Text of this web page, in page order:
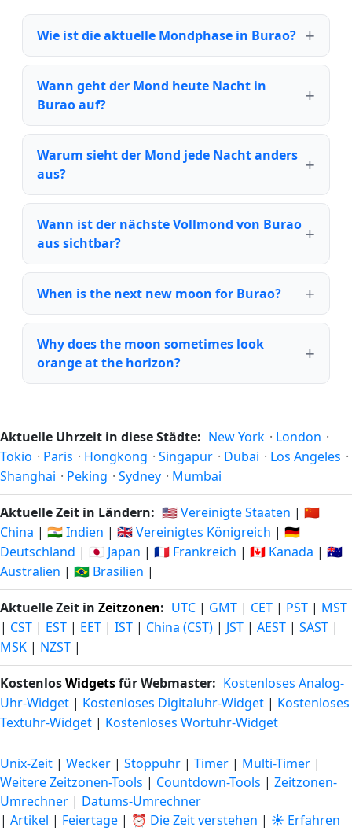
Wie ist die aktuelle Mondphase in Burao?
Wann geht der Mond heute Nacht in
Burao auf?
Warum sieht der Mond jede Nacht anders
aus?
Wann ist der nächste Vollmond von Burao
aus sichtbar?
When is the next new moon for Burao?
Why does the moon sometimes look
orange at the horizon?
Aktuelle Uhrzeit in diese Städte: New York · London ·
Tokio · Paris · Hongkong · Singapur · Dubai · Los Angeles ·
Shanghai · Peking · Sydney · Mumbai
Aktuelle Zeit in Ländern: 🇺🇸 Vereinigte Staaten | 🇨🇳
China | 🇮🇳 Indien | 🇬🇧 Vereinigtes Königreich | 🇩🇪
Deutschland | 🇯🇵 Japan | 🇫🇷 Frankreich | 🇨🇦 Kanada | 🇦🇺
Australien | 🇧🇷 Brasilien |
Aktuelle Zeit in Zeitzonen: UTC | GMT | CET | PST | MST
| CST | EST | EET | IST | China (CST) | JST | AEST | SAST |
MSK | NZST |
KostenlosWidgetsfür Webmaster: Kostenloses Analog-
Uhr-Widget | Kostenloses Digitaluhr-Widget | Kostenloses
Textuhr-Widget | Kostenloses Wortuhr-Widget
Unix-Zeit | Wecker | Stoppuhr | Timer | Multi-Timer |
Weitere Zeitzonen-Tools | Countdown-Tools | Zeitzonen-
Umrechner | Datums-Umrechner
| Artikel | Feiertage | ⏰ Die Zeit verstehen | ☀️ Erfahren